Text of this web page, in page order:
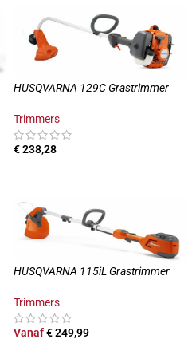
HUSQVARNA 129C Grastrimmer
Trimmers
€238,28
HUSQVARNA 115iL Grastrimmer
Trimmers
Vanaf€249,99